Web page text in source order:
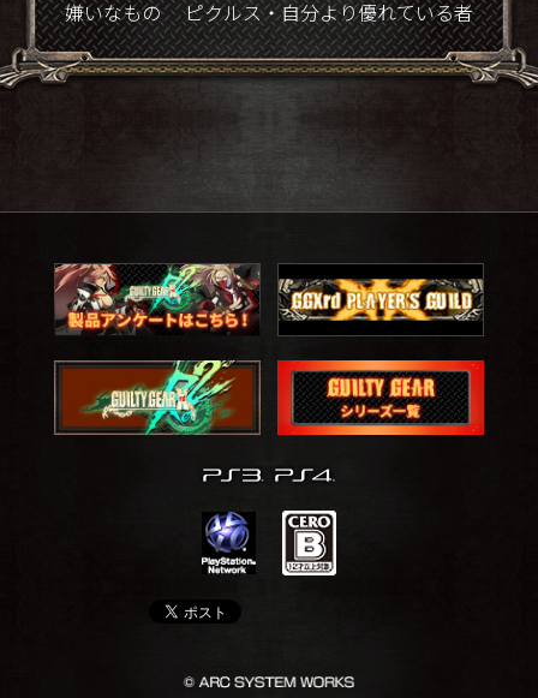
嫌いなもの
ピクルス・自分より優れている者